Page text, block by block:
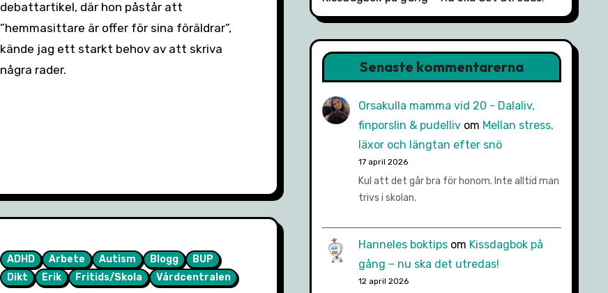
debattartikel, där hon påstår att
”hemmasittare är offer för sina föräldrar”,
kände jag ett starkt behov av att skriva
några rader.
ADHD Arbete Autism Blogg
BUP
Dikt
Erik Fritids/Skola Vårdcentralen
Senaste kommentarerna
Orsakulla mamma vid 20 - Dalaliv,
finporslin & pudellivom Mellan stress,
läxor och längtan efter snö
17 april 2026
Kul att det går bra för honom. Inte alltid man
trivs i skolan.
Hanneles boktipsom Kissdagbok på
gång – nu ska det utredas!
12 april 2026